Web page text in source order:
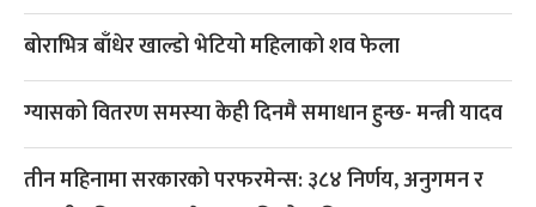
बोराभित्र बाँधेर खाल्डो भेटियो महिलाको शव फेला
ग्यासको वितरण समस्या केही दिनमै समाधान हुन्छ- मन्त्री यादव
तीन महिनामा सरकारको परफरमेन्स: ३८४ निर्णय, अनुगमन र